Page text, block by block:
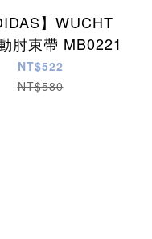
】WUCHT
肘束帶 MB0221
NT$522
NT$580